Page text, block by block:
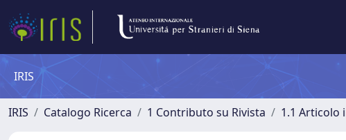
IRIS
IRIS Catalogo Ricerca 1 Contributo su Rivista 1.1 Articolo